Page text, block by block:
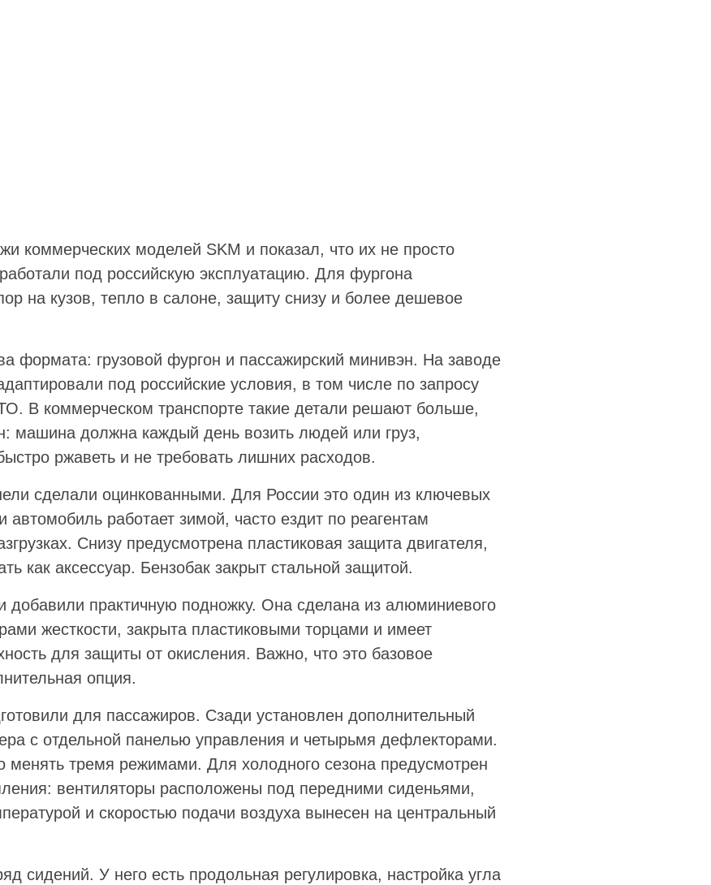
коммерческих моделей SKM и показал, что их не просто
под российскую эксплуатацию. Для фургона
на кузов, тепло в салоне, защиту снизу и более дешевое
формата: грузовой фургон и пассажирский минивэн. На заводе
под российские условия, в том числе по запросу
В коммерческом транспорте такие детали решают больше,
машина должна каждый день возить людей или груз,
ржаветь и не требовать лишних расходов.
сделали оцинкованными. Для России это один из ключевых
автомобиль работает зимой, часто ездит по реагентам
Снизу предусмотрена пластиковая защита двигателя,
как аксессуар. Бензобак закрыт стальной защитой.
добавили практичную подножку. Она сделана из алюминиевого
жесткости, закрыта пластиковыми торцами и имеет
для защиты от окисления. Важно, что это базовое
опция.
для пассажиров. Сзади установлен дополнительный
с отдельной панелью управления и четырьмя дефлекторами.
менять тремя режимами. Для холодного сезона предусмотрен
вентиляторы расположены под передними сиденьями,
и скоростью подачи воздуха вынесен на центральный
сидений. У него есть продольная регулировка, настройка угла